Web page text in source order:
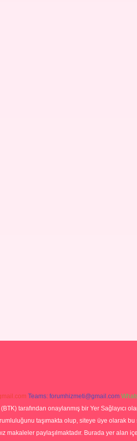
Teams: forumhizmeti@gmail.com
tarafından onaylanmış bir Yer
taşımakta olup, siteye üye olarak
makaleler paylaşılmaktadır. Burada yer